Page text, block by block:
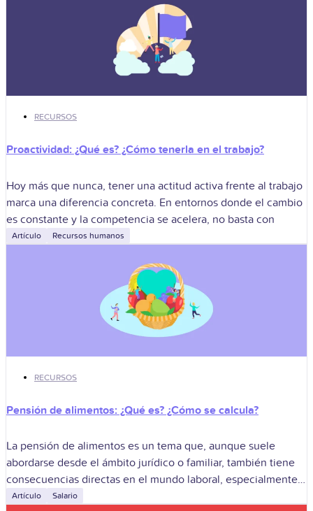
RECURSOS
Proactividad: ¿Qué es? ¿Cómo tenerla en el trabajo?
Hoy más que nunca, tener una actitud activa frente al trabajo
marca una diferencia concreta. En entornos donde el cambio
es constante y la competencia se acelera, no basta con
Artículo Recursos humanos
RECURSOS
Pensión de alimentos: ¿Qué es? ¿Cómo se calcula?
La pensión de alimentos es un tema que, aunque suele
abordarse desde el ámbito jurídico o familiar, también tiene
consecuencias directas en el mundo laboral, especialmente
en cómo las empresas
Artículo Salario